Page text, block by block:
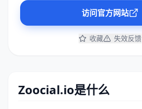
访问官方网站
收藏 失效反馈
Zoocial.io是什么